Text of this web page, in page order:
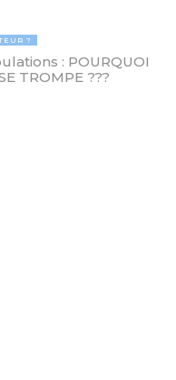
?
: POURQUOI
TROMPE ???